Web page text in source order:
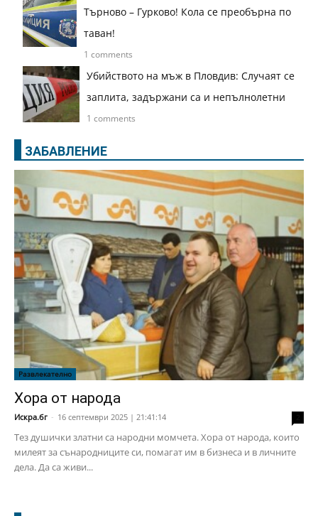
Търново – Гурково! Кола се преобърна по
таван!
1 comments
Убийството на мъж в Пловдив: Случаят се
заплита, задържани са и непълнолетни
1 comments
ЗАБАВЛЕНИЕ
Развлекателно
Хора от народа
Искра.бг - 16 септември 2025 | 21:41:14
Тез душички златни са народни момчета. Хора от народа, които
милеят за сънародниците си, помагат им в бизнеса и в личните
дела. Да са живи...